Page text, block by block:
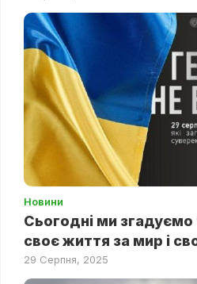
Новини
Сьогодні ми згадуємо
своє життя за мир і
29 Серпня, 2025